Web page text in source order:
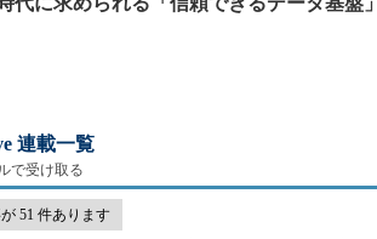
連載一覧
で受け取る
51 件あります